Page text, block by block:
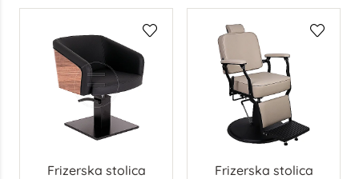
Frizerska stolica
Frizerska stolica